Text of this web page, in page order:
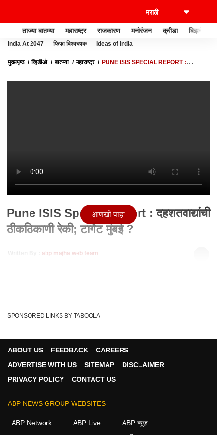
ताज्या बातम्या महाराष्ट्र राजकारण मनोरंजन क्रीडा बिझनेस
India At 2047 फिफा विश्वचषक Ideas of India
मुख्यपृष्ठ व्हिडीओ बातम्या महाराष्ट्र
PUNE ISIS SPECIAL REPORT :
Pune ISIS Special Report : दहशतवाद्यांची
ठीकठिकाणी रेकी; टार्गेट मुंबई ?
abp majha web team
Tags : ISIS Terror PUNE
महाराष्ट्र व्हिडीओ
महाराष्ट्र
आणखी पाहा
SPONSORED LINKS BY TABOOLA
ABOUT US FEEDBACK
CAREERS
ADVERTISE WITH US
SITEMAP
DISCLAIMER
PRIVACY POLICY
CONTACT US
ABP NEWS GROUP WEBSITES
ABP Network ABP Live
ABP न्यूज़